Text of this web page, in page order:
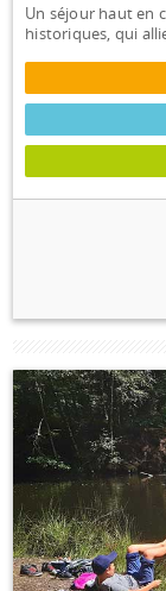
Un séjour haut en
historiques, qui